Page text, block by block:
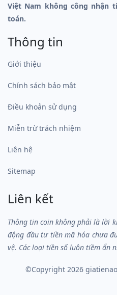
Việt Nam không công nhận
toán.
Thông tin
Giới thiệu
Chính sách bảo mật
Điều khoản sử dụng
Miễn trừ trách nhiệm
Liên hệ
Sitemap
Liên kết
Thông tin coin không phải là lời
động đầu tư tiền mã hóa chưa
vệ. Các loại tiền số luôn tiềm ẩn
©Copyright 2026